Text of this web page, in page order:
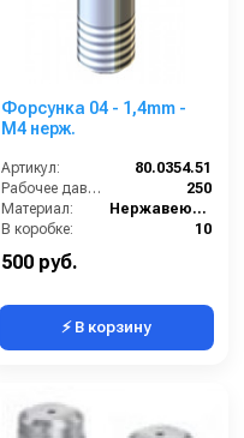
Форсунка 04 - 1,4mm -
M4 нерж.
Артикул:
80.0354.51
Рабочее давление (бар):
250
Материал:
Нержавеющая сталь
В коробке:
10
500 руб.
⚡ В корзину